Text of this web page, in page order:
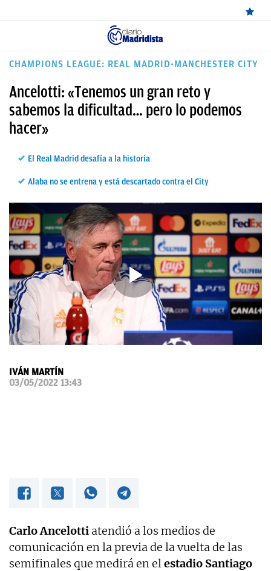
ÚLTIMAS
REAL
MADRID
DIRECTO
FEMENINO
PAPARAZZI
OKDIARIO
CHAMPIONS LEAGUE: REAL MADRID-MANCHESTER CITY
Ancelotti: «Tenemos un gran reto y
sabemos la dificultad… pero lo podemos
hacer»
El Real Madrid desafía a la historia
Alaba no se entrena y está descartado contra el City
IVÁN MARTÍN
03/05/2022 13:43
Carlo Ancelotti atendió a los medios de
comunicación en la previa de la vuelta de las
semifinales que medirá en elestadio Santiago